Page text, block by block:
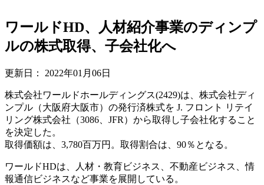
ワールドHD、人材紹介事業のディンプ
ルの株式取得、子会社化へ
更新日： 2022年01月06日
株式会社ワールドホールディングス(2429)は、株式会社ディ
ンプル（大阪府大阪市）の発行済株式を J. フロント リテイ
リング株式会社（3086、JFR）から取得し子会社化すること
を決定した。
取得価額は、3,780百万円。取得割合は、90％となる。
ワールドHDは、人材・教育ビジネス、不動産ビジネス、情
報通信ビジネスなど事業を展開している。